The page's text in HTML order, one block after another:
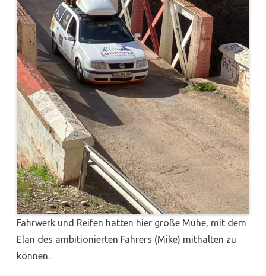
Fahrwerk und Reifen hatten hier große Mühe, mit dem
Elan des ambitionierten Fahrers (Mike) mithalten zu
können.